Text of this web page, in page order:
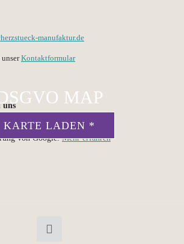
manufaktur.de
unserKontaktformular
uns MAP
KARTE LADEN *
Karte akzeptierst du die
von Google.Mehr erfahren